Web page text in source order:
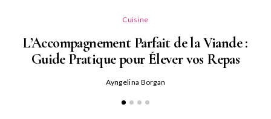
Cuisine
L’Accompagnement Parfait de la Viande :
Guide Pratique pour Élever vos Repas
Ayngelina Borgan